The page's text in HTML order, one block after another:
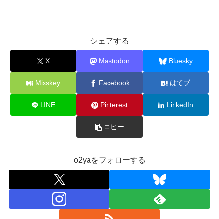
シェアする
X Mastodon Bluesky
Misskey Facebook はてブ
LINE Pinterest LinkedIn
コピー
o2yaをフォローする